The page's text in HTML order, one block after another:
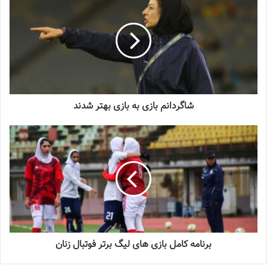
شماره 918 روزنامه فوتبالز منتشر شد
2023-07-07
به صورت رسمی، مراسم قرعه‌کشی شانزدهمین دوره لیگ برتر فوتبال
زنان به انجام رسید. شانزدهمین دوره از لیگ برتر فوتبال زنان ایران قرار
است از جمعه 26 آبان‌ماه فعالیت خود را آغاز کند. مسئولان سازمان
لیگ در تصمیمی عجیب و غیرمنتظره، مراسم قرعه‌کشی فصل جدید
رقابت‌ها را همزمان با برگزاری دوئل تیم‌های ملی زنان ایران و فیلیپین
برگزار کردند که این موضوع در نوع خود سوال‌برانگیز بود.
شاگردانم بازی به بازی بهتر شدند
سرمربی تیم ملی فوتبال زنان گفت: بازیکنان در این تورنمنت نشان دادند
که می توانند در استادیوم های بزرگ و جلوی هزاران هوادار، با شجاعت
بازی کنند.مریم آزمون در کنفرانس خبری بعد از بازی مقابل فیلیپین
شاگردانم بازی به بازی بهتر شدند
برنامه كامل بازى هاى ليگ برتر فوتبال زنان